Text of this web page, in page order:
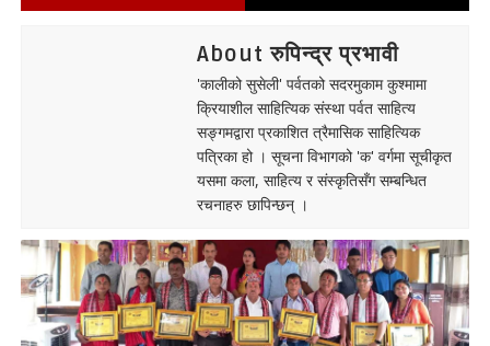
About रुपिन्द्र प्रभावी
'कालीको सुसेली' पर्वतको सदरमुकाम कुश्मामा
क्रियाशील साहित्यिक संस्था पर्वत साहित्य
सङ्गमद्वारा प्रकाशित त्रैमासिक साहित्यिक
पत्रिका हो । सूचना विभागको 'क' वर्गमा सूचीकृत
यसमा कला, साहित्य र संस्कृतिसँग सम्बन्धित
रचनाहरु छापिन्छन् ।